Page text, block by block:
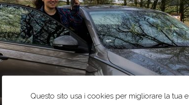
Questo sito usa i cookies per migliorare la tua